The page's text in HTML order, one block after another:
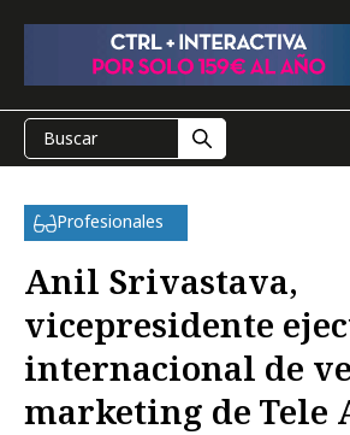
Profesionales
Anil Srivastava,
vicepresidente
internacional de
marketing de Tele